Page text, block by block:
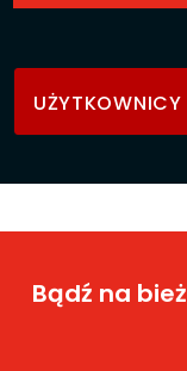
UŻYTKOWNICY
Bądź na